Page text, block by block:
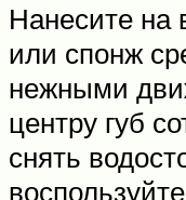
Нанесите на
или спонж
нежными
центру губ
снять